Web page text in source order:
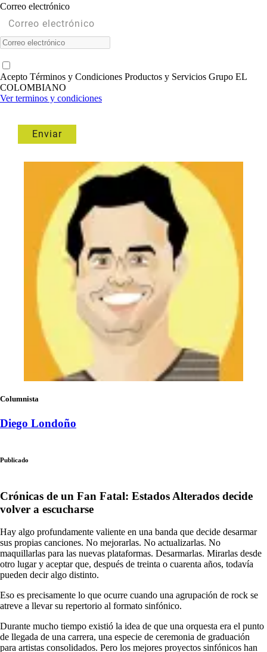
Correo electrónico
Acepto Términos y Condiciones Productos y Servicios Grupo EL
COLOMBIANO
Ver terminos y condiciones
Columnista
Diego Londoño
Publicado
Crónicas de un Fan Fatal: Estados Alterados decide
volver a escucharse
Hay algo profundamente valiente en una banda que decide desarmar
sus propias canciones. No mejorarlas. No actualizarlas. No
maquillarlas para las nuevas plataformas. Desarmarlas. Mirarlas desde
otro lugar y aceptar que, después de treinta o cuarenta años, todavía
pueden decir algo distinto.
Eso es precisamente lo que ocurre cuando una agrupación de rock se
atreve a llevar su repertorio al formato sinfónico.
Durante mucho tiempo existió la idea de que una orquesta era el punto
de llegada de una carrera, una especie de ceremonia de graduación
para artistas consolidados. Pero los mejores proyectos sinfónicos han